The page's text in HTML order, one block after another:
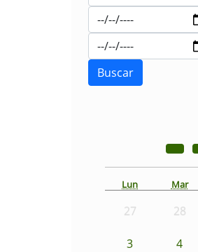
Lun Mar
27 28
3 4